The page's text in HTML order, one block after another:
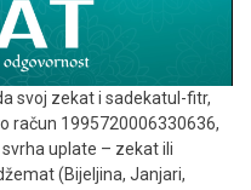
svoj zekat i sadekatul-fitr,
račun 1995720006330636,
uplate – zekat ili
(Bijeljina, Janjari,